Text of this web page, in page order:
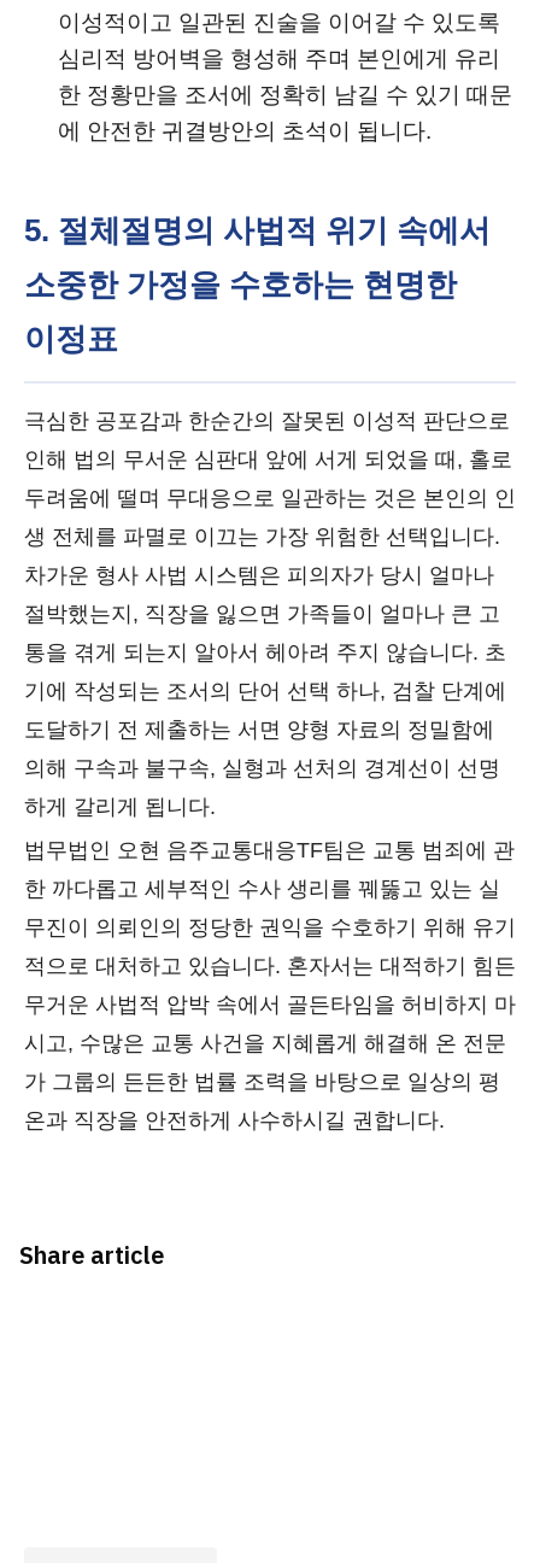
이성적이고 일관된 진술을 이어갈 수 있도록
심리적 방어벽을 형성해 주며 본인에게 유리
한 정황만을 조서에 정확히 남길 수 있기 때문
에 안전한 귀결방안의 초석이 됩니다.
5. 절체절명의 사법적 위기 속에서
소중한 가정을 수호하는 현명한
이정표
극심한 공포감과 한순간의 잘못된 이성적 판단으로
인해 법의 무서운 심판대 앞에 서게 되었을 때, 홀로
두려움에 떨며 무대응으로 일관하는 것은 본인의 인
생 전체를 파멸로 이끄는 가장 위험한 선택입니다.
차가운 형사 사법 시스템은 피의자가 당시 얼마나
절박했는지, 직장을 잃으면 가족들이 얼마나 큰 고
통을 겪게 되는지 알아서 헤아려 주지 않습니다. 초
기에 작성되는 조서의 단어 선택 하나, 검찰 단계에
도달하기 전 제출하는 서면 양형 자료의 정밀함에
의해 구속과 불구속, 실형과 선처의 경계선이 선명
하게 갈리게 됩니다.
법무법인 오현 음주교통대응TF팀은 교통 범죄에 관
한 까다롭고 세부적인 수사 생리를 꿰뚫고 있는 실
무진이 의뢰인의 정당한 권익을 수호하기 위해 유기
적으로 대처하고 있습니다. 혼자서는 대적하기 힘든
무거운 사법적 압박 속에서 골든타임을 허비하지 마
시고, 수많은 교통 사건을 지혜롭게 해결해 온 전문
가 그룹의 든든한 법률 조력을 바탕으로 일상의 평
온과 직장을 안전하게 사수하시길 권합니다.
Share article